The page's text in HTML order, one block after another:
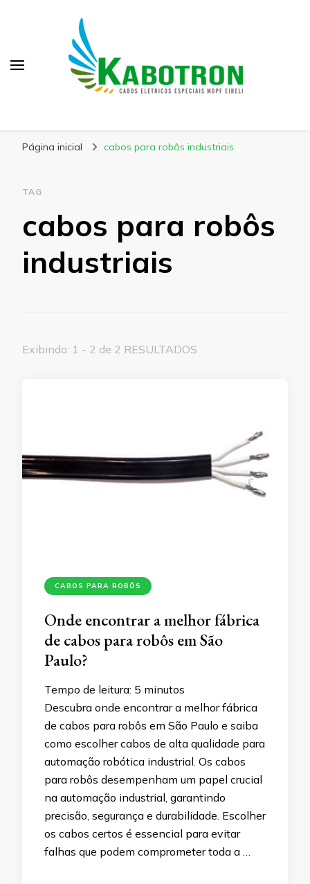
Página inicial cabos para robôs industriais
TAG
cabos para robôs
industriais
Exibindo: 1 - 2 de 2 RESULTADOS
CABOS PARA ROBÔS
Onde encontrar a melhor fábrica
de cabos para robôs em São
Paulo?
Tempo de leitura: 5 minutos
Descubra onde encontrar a melhor fábrica
de cabos para robôs em São Paulo e saiba
como escolher cabos de alta qualidade para
automação robótica industrial. Os cabos
para robôs desempenham um papel crucial
na automação industrial, garantindo
precisão, segurança e durabilidade. Escolher
os cabos certos é essencial para evitar
falhas que podem comprometer toda a …